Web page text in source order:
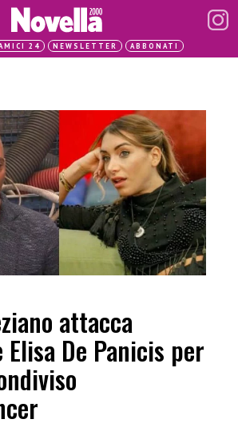
24 NEWSLETTER ABBONATI
attacca
De Panicis per